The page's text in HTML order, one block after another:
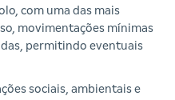
com uma das mais
movimentações mínimas
permitindo eventuais
sociais, ambientais e